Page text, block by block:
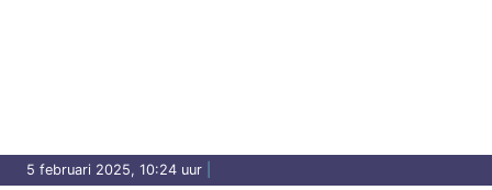
5 februari 2025, 10:24 uur